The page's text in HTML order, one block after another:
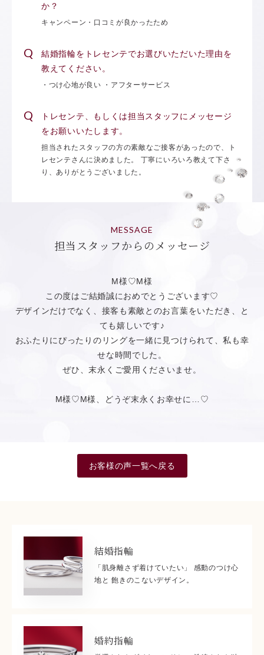
か？
キャンペーン・口コミが良かったため
結婚指輪をトレセンテでお選びいただいた理由を
教えてください。
・つけ心地が良い ・アフターサービス
トレセンテ、もしくは担当スタッフにメッセージ
をお願いいたします。
担当されたスタッフの方の素敵なご接客があったので、ト
レセンテさんに決めました。 丁寧にいろいろ教えて下さ
り、ありがとうございました。
MESSAGE
担当スタッフからのメッセージ
M様♡M様
この度はご結婚誠におめでとうございます♡
デザインだけでなく、接客も素敵とのお言葉をいただき、と
ても嬉しいです♪
おふたりにぴったりのリングを一緒に見つけられて、私も幸
せな時間でした。
ぜひ、末永くご愛用くださいませ。
M様♡M様、どうぞ末永くお幸せに…♡
お客様の声一覧へ戻る
結婚指輪
「肌身離さず着けていたい」 感動のつけ心
地と 飽きのこないデザイン。
婚約指輪